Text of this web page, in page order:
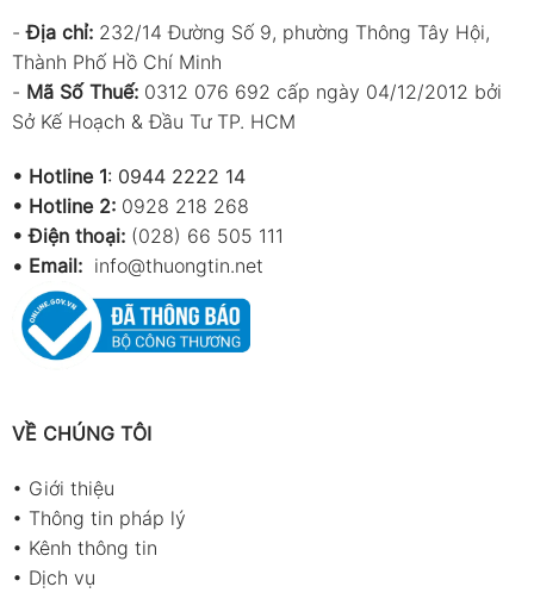
-Địa chỉ: 232/14 Đường Số 9, phường Thông Tây Hội,
Thành Phố Hồ Chí Minh
- Mã Số Thuế: 0312 076 692 cấp ngày 04/12/2012 bởi
Sở Kế Hoạch & Đầu Tư TP. HCM
• Hotline 1: 0944 2222 14
• Hotline 2: 0928 218 268
• Điện thoại: (028) 66 505 111
• Email: info@thuongtin.net
VỀ CHÚNG TÔI
• Giới thiệu
• Thông tin pháp lý
• Kênh thông tin
• Dịch vụ